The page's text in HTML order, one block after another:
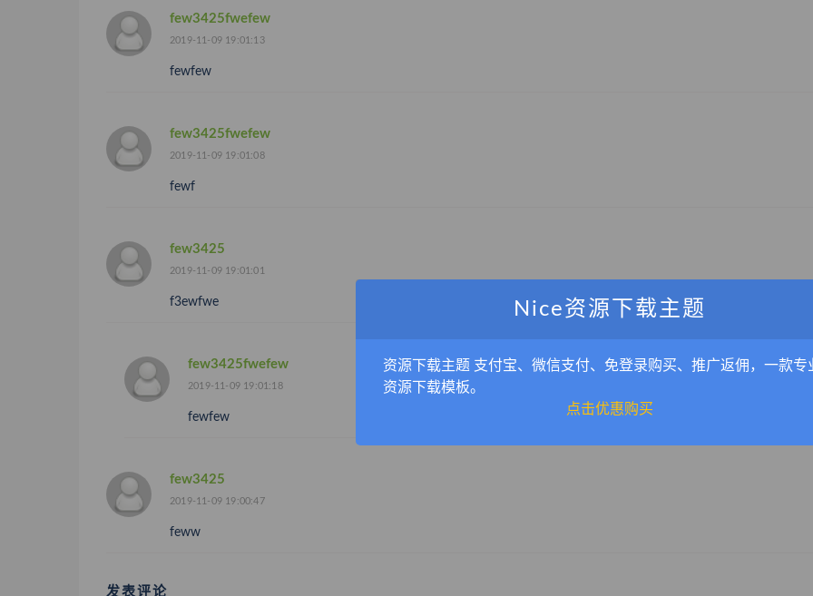
few3425fwefew
2019-11-09 19:01:13
fewfew
few3425fwefew
2019-11-09 19:01:08
fewf
few3425
2019-11-09 19:01:01
f3ewfwe
few3425fwefew
2019-11-09 19:01:18
fewfew
few3425
2019-11-09 19:00:47
feww
发表评论
Nice资源下载主题
资源下载主题 支付宝、微信支付、免登录购买、推广返佣，一款专
资源下载模板。
点击优惠购买